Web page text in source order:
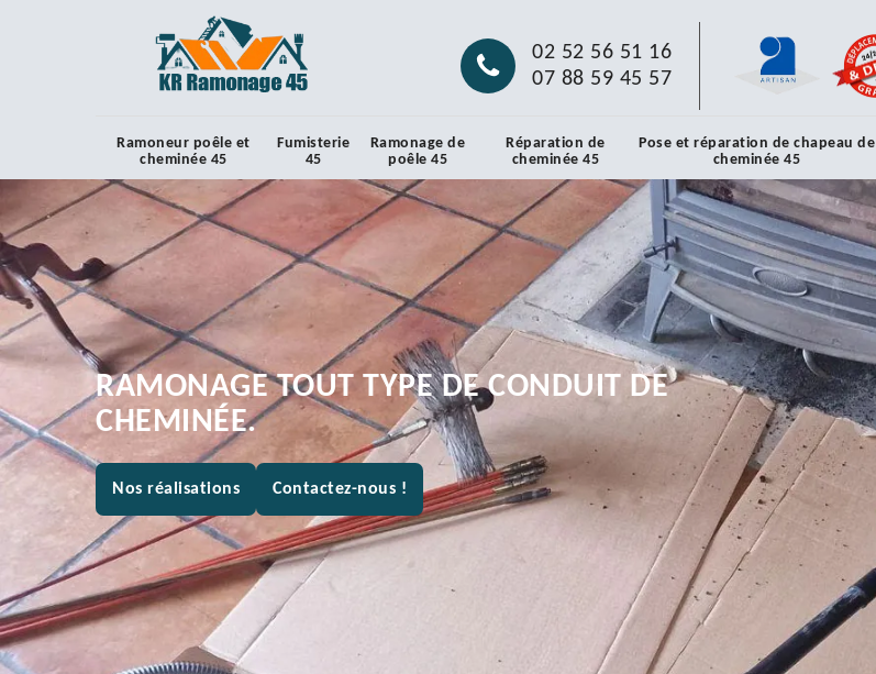
02 52 56 51 16
07 88 59 45 57
Ramoneur poêle et
cheminée 45
Fumisterie
45
Ramonage de
poêle 45
Réparation de
cheminée 45
Pose et réparation de chapeau de
cheminée 45
RAMONAGE TOUT TYPE DE CONDUIT DE
CHEMINÉE.
Nos réalisations Contactez-nous !